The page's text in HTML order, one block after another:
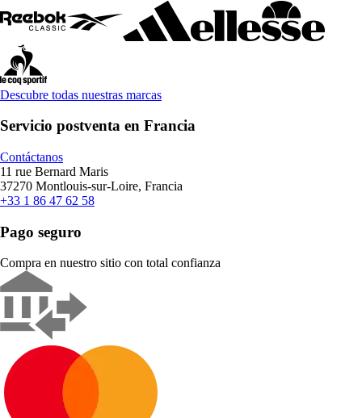
Descubre todas nuestras marcas
Servicio postventa en Francia
Contáctanos
11 rue Bernard Maris
37270 Montlouis-sur-Loire, Francia
+33 1 86 47 62 58
Pago seguro
Compra en nuestro sitio con total confianza